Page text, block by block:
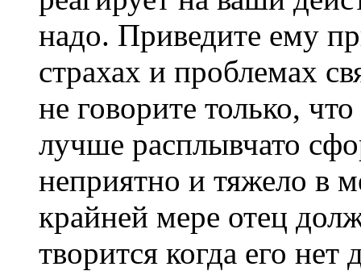
надо. Приведите ему
страхах и проблемах
не говорите только,
лучше расплывчато
неприятно и тяжело в
крайней мере отец
творится когда его